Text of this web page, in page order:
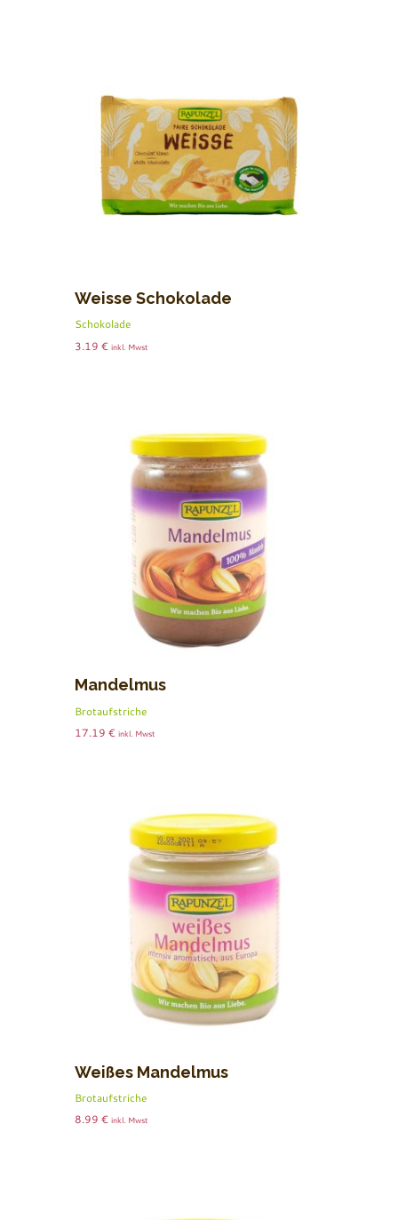
Weisse Schokolade
Schokolade
3.19 € inkl. Mwst
Mandelmus
Brotaufstriche
17.19 € inkl. Mwst
Weißes Mandelmus
Brotaufstriche
8.99 € inkl. Mwst